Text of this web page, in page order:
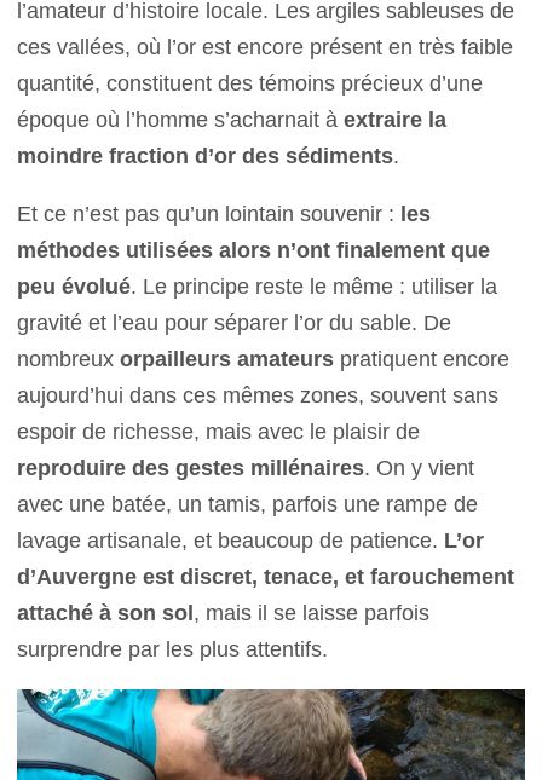
l’amateur d’histoire locale. Les argiles sableuses de
ces vallées, où l’or est encore présent en très faible
quantité, constituent des témoins précieux d’une
époque où l’homme s’acharnait àextraire la
moindre fraction d’or des sédiments.
Et ce n’est pas qu’un lointain souvenir : les
méthodes utilisées alors n’ont finalement que
peu évolué. Le principe reste le même : utiliser la
gravité et l’eau pour séparer l’or du sable. De
nombreuxorpailleurs amateurs pratiquent encore
aujourd’hui dans ces mêmes zones, souvent sans
espoir de richesse, mais avec le plaisir de
reproduire des gestes millénaires. On y vient
avec une batée, un tamis, parfois une rampe de
lavage artisanale, et beaucoup de patience. L’or
d’Auvergne est discret, tenace, et farouchement
attaché à son sol , mais il se laisse parfois
surprendre par les plus attentifs.